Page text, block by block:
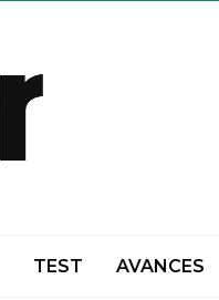
TEST AVANCES